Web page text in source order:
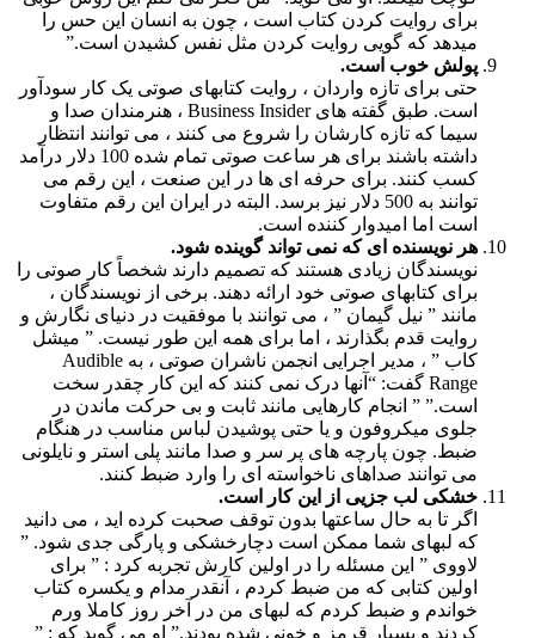
برای روایت کردن کتاب است ، چون به انسان این حس را
میدهد که گویی روایت کردن مثل نفس کشیدن است.”
پولش خوب است.
حتی برای تازه واردان ، روایت کتابهای صوتی یک کار سودآور
است. طبق گفته های Business Insider ، هنرمندان صدا و
سیما که تازه کارشان را شروع می کنند ، می توانند انتظار
داشته باشند برای هر ساعت صوتی تمام شده 100 دلار درآمد
کسب کنند. برای حرفه ای ها در این صنعت ، این رقم می
توانند به 500 دلار نیز برسد. البته در ایران این رقم متفاوت
است اما امیدوار کننده است.
هر نویسنده ای که نمی تواند گوینده شود.
نویسندگان زیادی هستند که تصمیم دارند شخصاً کار صوتی را
برای کتابهای صوتی خود ارائه دهند. برخی از نویسندگان ،
مانند ” نیل گیمان ” ، می توانند با موفقیت در دنیای نگارش و
روایت قدم بگذارند ، اما برای همه این طور نیست. ” میشل
کاب ” ، مدیر اجرایی انجمن ناشران صوتی ، به Audible
Range گفت: “آنها درک نمی کنند که این کار چقدر سخت
است.” ” انجام کارهایی مانند ثابت و بی حرکت ماندن در
جلوی میکروفون و یا حتی پوشیدن لباس مناسب در هنگام
ضبط. چون پارچه های پر سر و صدا مانند پلی استر و نایلونی
می توانند صداهای ناخواسته ای را وارد ضبط کنند.
خشکی لب جزیی از این کار است.
اگر تا به حال ساعتها بدون توقف صحبت کرده اید ، می دانید
که لبهای شما ممکن است دچارخشکی و پارگی جدی شود. ”
لاووی ” این مسئله را در اولین کارش تجربه کرد : ” برای
اولین كتابی كه من ضبط كردم ، آنقدر مدام و یکسره کتاب
خواندم و ضبط کردم که لبهای من در آخر روز کاملا ورم
کردند و بسیار قرمز و خونی شده بودند.” او می گوید که : ”